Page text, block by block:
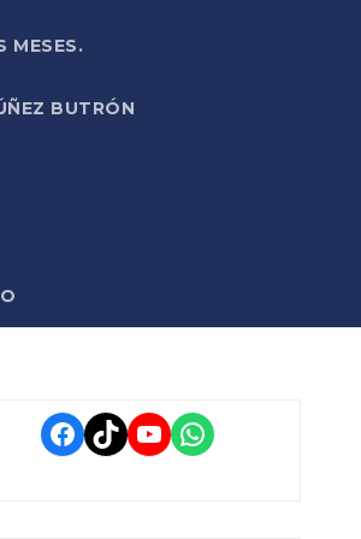
MESES.
BUTRÓN
Facebook
TikTokYouTube
WhatsApp